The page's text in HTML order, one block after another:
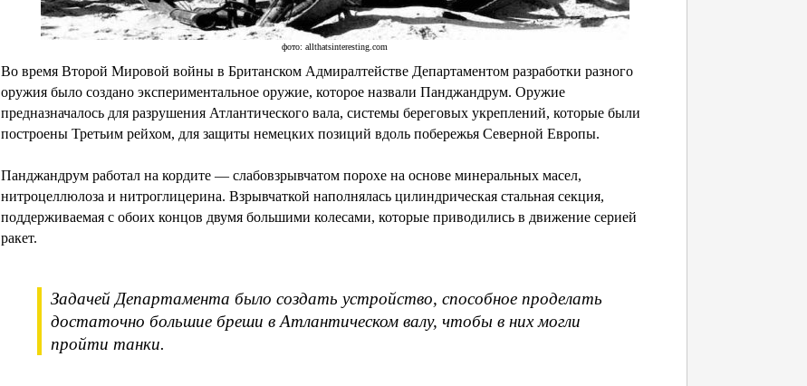
фото: allthatsinteresting.com
Во время Второй Мировой войны в Британском Адмиралтействе Департаментом разработки разного
оружия было создано экспериментальное оружие, которое назвали Панджандрум. Оружие
предназначалось для разрушения Атлантического вала, системы береговых укреплений, которые были
построены Третьим рейхом, для защиты немецких позиций вдоль побережья Северной Европы.
Панджандрум работал на кордите — слабовзрывчатом порохе на основе минеральных масел,
нитроцеллюлоза и нитроглицерина. Взрывчаткой наполнялась цилиндрическая стальная секция,
поддерживаемая с обоих концов двумя большими колесами, которые приводились в движение серией
ракет.
Задачей Департамента было создать устройство, способное проделать
достаточно большие бреши в Атлантическом валу, чтобы в них могли
пройти танки.